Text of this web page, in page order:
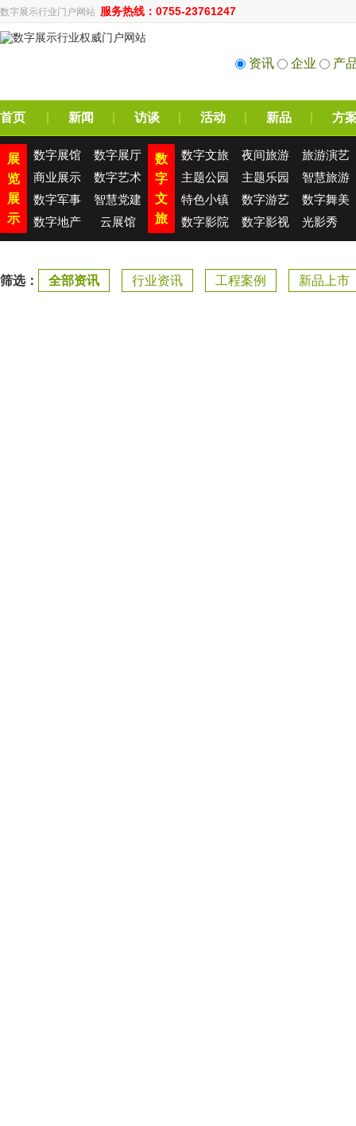
数字展示行业门户网站 服务热线：0755-23761247
资讯 企业 产
首页 新闻 访谈 活动 新品 方
展
览
展
示
数字展馆
数字展厅
商业展示
数字艺术
数字军事
智慧党建
数字地产
云展馆
数
字
文
旅
数字文旅 夜间旅游
旅游演艺
主题公园
主题乐园
智慧旅游
特色小镇
数字游艺
数字舞美
数字影院
数字影视 光影秀
筛选： 全部资讯 行业资讯 工程案例 新品上市